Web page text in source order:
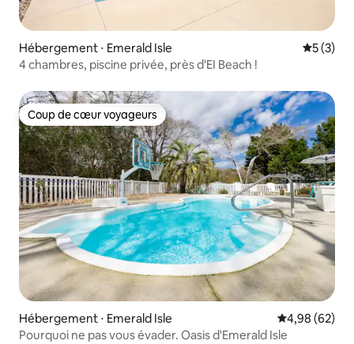
Hébergement ⋅ Emerald Isle
5 (3)
4 chambres, piscine privée, près d'EI Beach !
Coup de cœur voyageurs
Coup de cœur voyageurs
Hébergement ⋅ Emerald Isle Évaluation
4,98 (62)
Pourquoi ne pas vous évader. Oasis d'Emerald Isle